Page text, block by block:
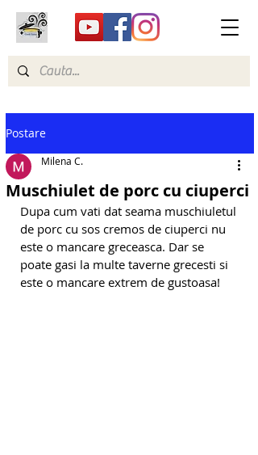
Postare
Muschiulet de porc cu ciuperci
Milena C.
Dupa cum vati dat seama muschiuletul
de porc cu sos cremos de ciuperci nu
este o mancare greceasca. Dar se
poate gasi la multe taverne grecesti si
este o mancare extrem de gustoasa!